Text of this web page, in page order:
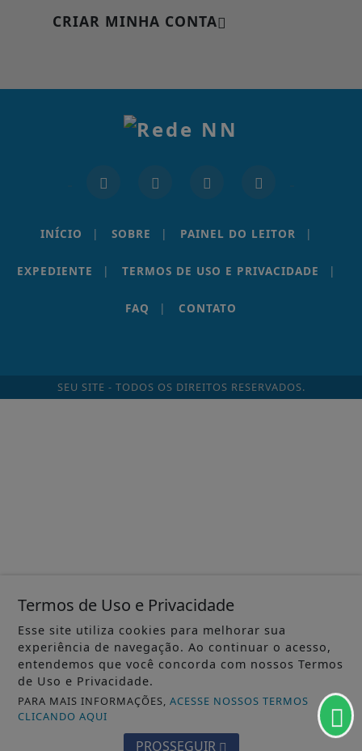
CRIAR MINHA CONTA
INÍCIO | SOBRE | PAINEL DO LEITOR |
EXPEDIENTE | TERMOS DE USO E PRIVACIDADE |
FAQ | CONTATO
SEU SITE - TODOS OS DIREITOS RESERVADOS.
Termos de Uso e Privacidade
Esse site utiliza cookies para melhorar sua
experiência de navegação. Ao continuar o acesso,
entendemos que você concorda com nossos Termos
de Uso e Privacidade.
PARA MAIS INFORMAÇÕES,ACESSE NOSSOS TERMOS
CLICANDO AQUI
PROSSEGUIR